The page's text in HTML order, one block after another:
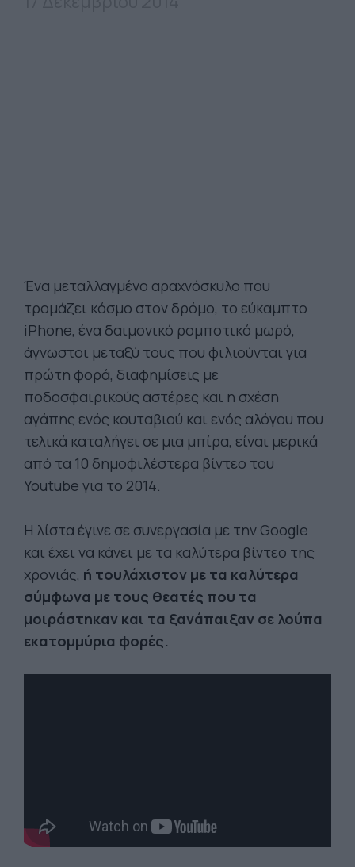
Ένα μεταλλαγμένο αραχνόσκυλο που
τρομάζει κόσμο στον δρόμο, το εύκαμπτο
iPhone, ένα δαιμονικό ρομποτικό μωρό,
άγνωστοι μεταξύ τους που φιλιούνται για
πρώτη φορά, διαφημίσεις με
ποδοσφαιρικούς αστέρες και η σχέση
αγάπης ενός κουταβιού και ενός αλόγου που
τελικά καταλήγει σε μια μπίρα, είναι μερικά
από τα 10 δημοφιλέστερα βίντεο του
Youtube για το 2014.
Η λίστα έγινε σε συνεργασία με την Google
και έχει να κάνει με τα καλύτερα βίντεο της
χρονιάς, ή τουλάχιστον με τα καλύτερα
σύμφωνα με τους θεατές που τα
μοιράστηκαν και τα ξανάπαιξαν σε λούπα
εκατομμύρια φορές.